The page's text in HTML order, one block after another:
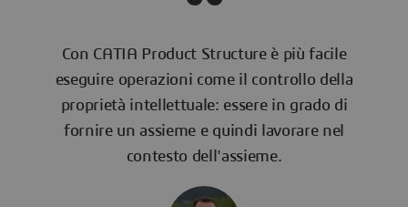
Con CATIA Product Structure è più facile
eseguire operazioni come il controllo della
proprietà intellettuale: essere in grado di
fornire un assieme e quindi lavorare nel
contesto dell'assieme.